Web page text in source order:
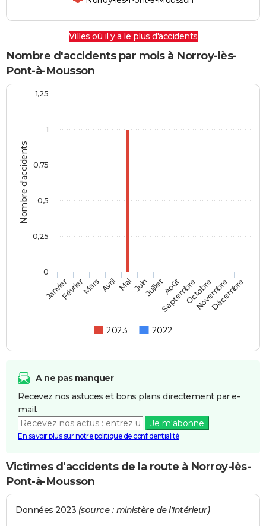
Villes où il y a le plus d'accidents
Nombre d'accidents par mois à Norroy-lès-
Pont-à-Mousson
Nombre d'accidents
2023 2022
JanvierFévrierMars AvrilMaiJuinJuilletAoût
SeptembreOctobre
Novembre
Décembre
0
1
0,25
0,5
0,75
1,25
A ne pas manquer
Recevez nos astuces et bons plans directement par e-
mail.
Je m'abonne
En savoir plus sur notre politique de confidentialité
Victimes d'accidents de la route à Norroy-lès-
Pont-à-Mousson
Données 2023 (source : ministère de l'Intérieur)